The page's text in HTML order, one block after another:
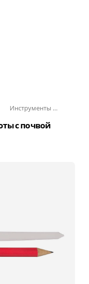
Инструменты для почвы
с почвой